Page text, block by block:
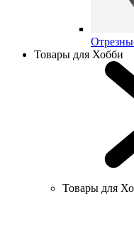
Товары для Хобби
Товары для